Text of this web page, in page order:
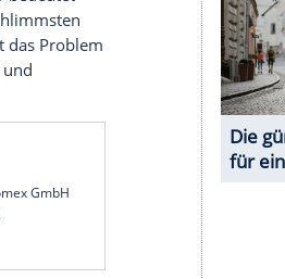
60 Minuten, bei
bis 120. Wichtig ist auch
übernimmt die Airline
gebuchte Billigtickets
der Reisende auf den